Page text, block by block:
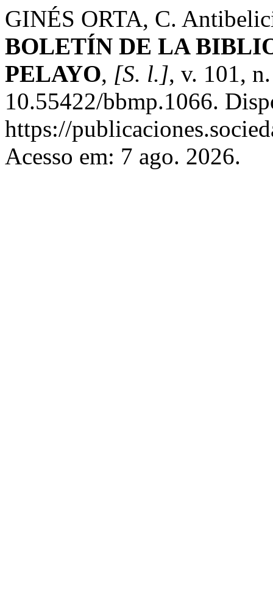
GINÉS ORTA, C.
BOLETÍN DE LA
PELAYO, [S. l.], v. 101,
10.55422/bbmp.1066.
https://
Acesso em: 7 ago. 2026.